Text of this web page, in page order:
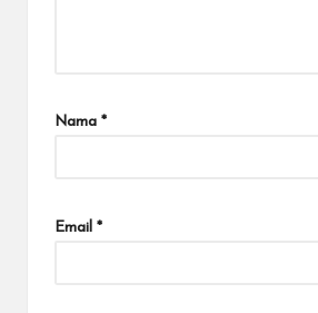
Nama *
Email *